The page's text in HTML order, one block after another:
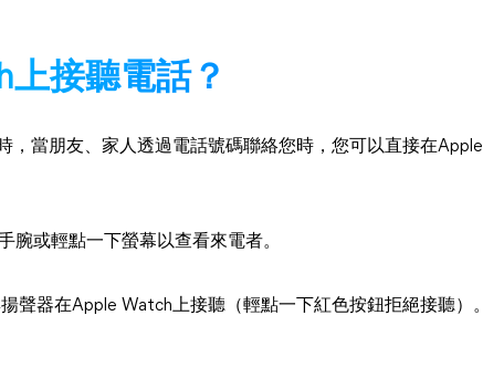
接聽電話？
，當朋友、家人透過電話號碼聯絡您時，您可以直接在Apple
腕或輕點一下螢幕以查看來電者。
聲器在Apple Watch上接聽（輕點一下紅色按鈕拒絕接聽）。